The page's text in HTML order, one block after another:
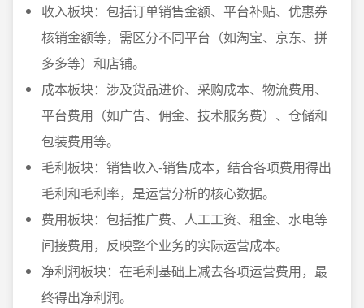
收入板块：包括订单销售金额、平台补贴、优惠券
核销金额等，需区分不同平台（如淘宝、京东、拼
多多等）和店铺。
成本板块：涉及货品进价、采购成本、物流费用、
平台费用（如广告、佣金、技术服务费）、仓储和
包装费用等。
毛利板块：销售收入-销售成本，结合各项费用得出
毛利和毛利率，是运营分析的核心数据。
费用板块：包括推广费、人工工资、租金、水电等
间接费用，反映整个业务的实际运营成本。
净利润板块：在毛利基础上减去各项运营费用，最
终得出净利润。